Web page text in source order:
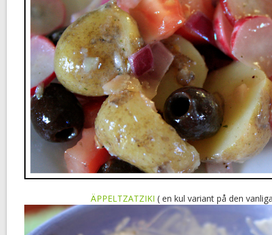
ÄPPELTZATZIKI ( en kul variant på den